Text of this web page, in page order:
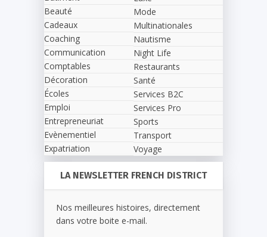
Beauté
Cadeaux
Coaching
Communication
Comptables
Décoration
Écoles
Emploi
Entrepreneuriat
Evènementiel
Expatriation
Mode
Multinationales
Nautisme
Night Life
Restaurants
Santé
Services B2C
Services Pro
Sports
Transport
Voyage
LA NEWSLETTER FRENCH DISTRICT
Nos meilleures histoires, directement
dans votre boite e-mail.